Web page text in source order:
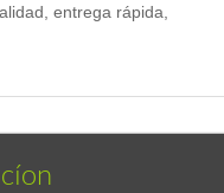
entrega rápida,